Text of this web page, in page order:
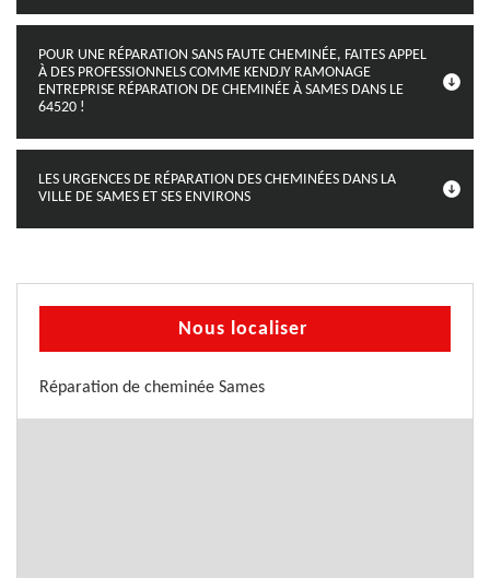
POUR UNE RÉPARATION SANS FAUTE CHEMINÉE, FAITES APPEL
À DES PROFESSIONNELS COMME KENDJY RAMONAGE
ENTREPRISE RÉPARATION DE CHEMINÉE À SAMES DANS LE
64520 !
LES URGENCES DE RÉPARATION DES CHEMINÉES DANS LA
VILLE DE SAMES ET SES ENVIRONS
Nous localiser
Réparation de cheminée Sames